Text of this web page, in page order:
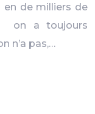
en de milliers de
on a toujours
n’a pas,…